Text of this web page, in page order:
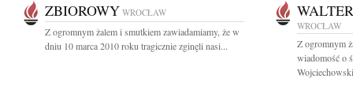
ZBIOROWY WROCŁAW
Z ogromnym żalem i smutkiem zawiadamiamy, że w
dniu 10 marca 2010 roku tragicznie zginęli nasi...
WROCŁAW
Z ogromnym
wiadomość o